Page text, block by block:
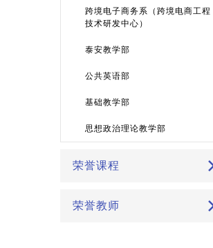
跨境电子商务系（跨境电商工程
技术研发中心）
泰安教学部
公共英语部
基础教学部
思想政治理论教学部
荣誉课程
荣誉教师